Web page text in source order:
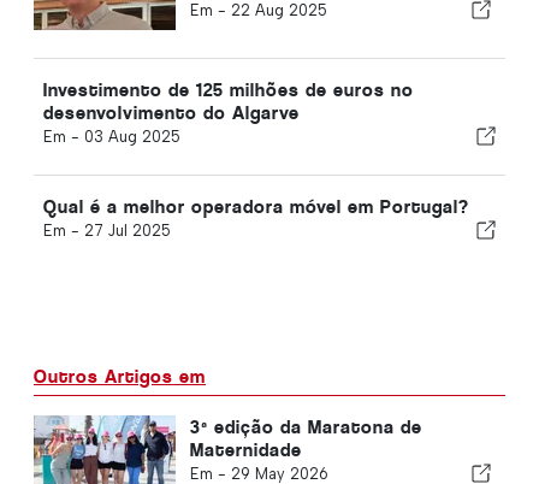
Em - 22 Aug 2025
Investimento de 125 milhões de euros no
desenvolvimento do Algarve
Em - 03 Aug 2025
Qual é a melhor operadora móvel em Portugal?
Em - 27 Jul 2025
Outros Artigos em
3ª edição da Maratona de
Maternidade
Em - 29 May 2026